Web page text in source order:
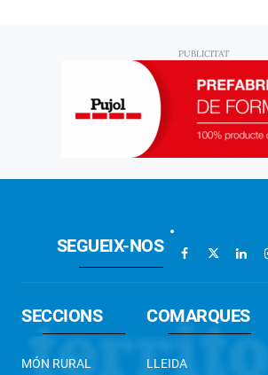
SEGUEIX-NOS
SECCIONS
MÓN RURAL
COMARQUES
LLEIDA